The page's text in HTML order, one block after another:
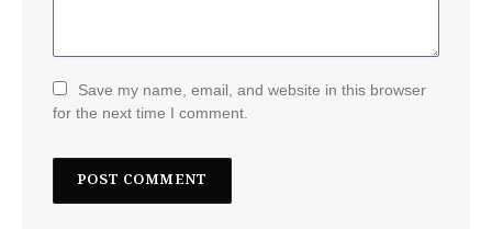
Save my name, email, and website in this browser
for the next time I comment.